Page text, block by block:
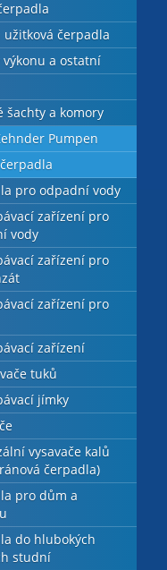
užitková čerpadla
výkonu a ostatní
šachty a komory
Pumpen
pro odpadní vody
zařízení pro
vody
zařízení pro
zařízení pro
zařízení
tuků
jímky
vysavače kalů
čerpadla)
pro dům a
do hlubokých
studní